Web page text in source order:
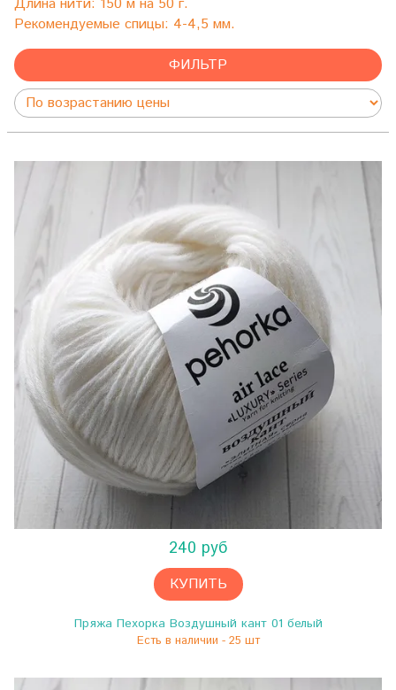
Рекомендуемые спицы: 4-4,5 мм.
ФИЛЬТР
240 руб
КУПИТЬ
Пряжа Пехорка Воздушный кант 01 белый
Есть в наличии - 25 шт